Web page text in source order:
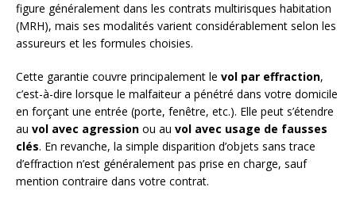
figure généralement dans les contrats multirisques habitation
(MRH), mais ses modalités varient considérablement selon les
assureurs et les formules choisies.
Cette garantie couvre principalement le vol par effraction,
c’est-à-dire lorsque le malfaiteur a pénétré dans votre domicile
en forçant une entrée (porte, fenêtre, etc.). Elle peut s’étendre
au vol avec agression ou au vol avec usage de fausses
clés. En revanche, la simple disparition d’objets sans trace
d’effraction n’est généralement pas prise en charge, sauf
mention contraire dans votre contrat.